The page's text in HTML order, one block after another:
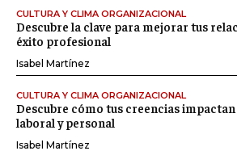
CULTURA Y CLIMA ORGANIZACIONAL
Descubre la clave para mejorar tus
éxito profesional
Isabel Martínez
CULTURA Y CLIMA ORGANIZACIONAL
Descubre cómo tus creencias
laboral y personal
Isabel Martínez